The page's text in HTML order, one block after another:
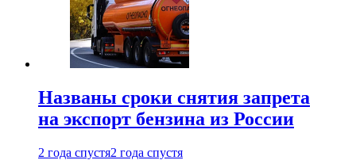
Названы сроки снятия запрета
на экспорт бензина из России
2 года спустя2 года спустя